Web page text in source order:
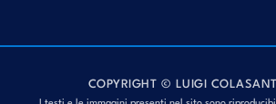
COPYRIGHT © LUIGI